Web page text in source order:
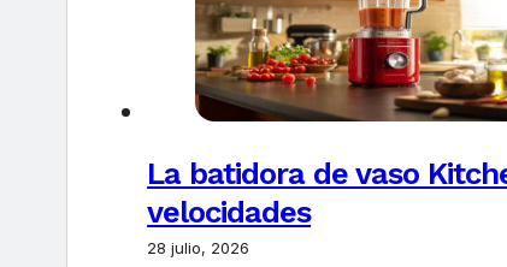
La batidora de vaso
velocidades
28 julio, 2026